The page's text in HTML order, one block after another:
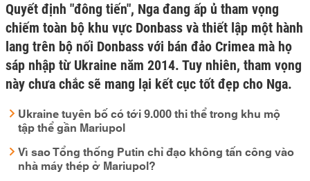
Quyết định "đông tiến", Nga đang ấp ủ tham vọng
chiếm toàn bộ khu vực Donbass và thiết lập một hành
lang trên bộ nối Donbass với bán đảo Crimea mà họ
sáp nhập từ Ukraine năm 2014. Tuy nhiên, tham vọng
này chưa chắc sẽ mang lại kết cục tốt đẹp cho Nga.
Ukraine tuyên bố có tới 9.000 thi thể trong khu mộ
tập thể gần Mariupol
Vì sao Tổng thống Putin chỉ đạo không tấn công vào
nhà máy thép ở Mariupol?